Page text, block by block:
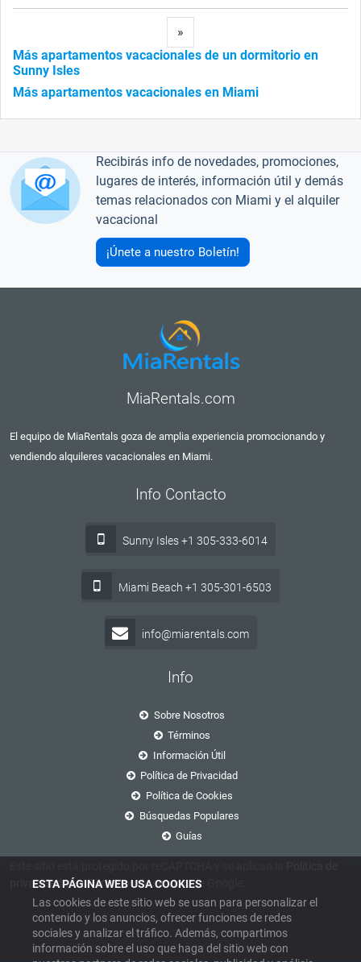
ESTA PÁGINA WEB USA COOKIES
Las cookies de este sitio web se usan para personalizar el
contenido y los anuncios, ofrecer funciones de redes
sociales y analizar el tráfico. Además, compartimos
información sobre el uso que haga del sitio web con
»
Más apartamentos vacacionales de un dormitorio en
Sunny Isles
Más apartamentos vacacionales en Miami
Recibirás info de novedades, promociones,
lugares de interés, información útil y demás
temas relacionados con Miami y el alquiler
vacacional
¡Únete a nuestro Boletín!
MiaRentals.com
El equipo de MiaRentals goza de amplia experiencia promocionando y
vendiendo alquileres vacacionales en Miami.
Info Contacto
Sunny Isles +1 305-333-6014
Miami Beach +1 305-301-6503
info@miarentals.com
Info
Sobre Nosotros
Términos
Información Útil
Política de Privacidad
Política de Cookies
Búsquedas Populares
Guías
privacidad ylos Términos de serviciode Google.